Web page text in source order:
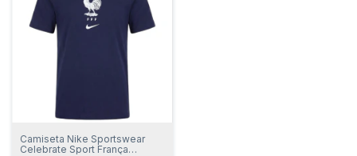
Camiseta Nike Sportswear
Celebrate Sport França